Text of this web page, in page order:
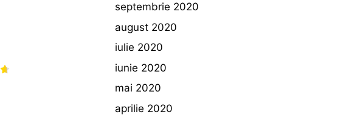
septembrie 2020
august 2020
iulie 2020
iunie 2020
mai 2020
aprilie 2020